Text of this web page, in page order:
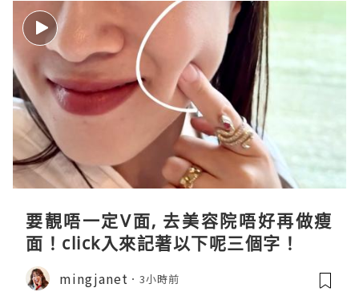
要靚唔一定V面, 去美容院唔好再做瘦
面！click入來記著以下呢三個字！
mingjanet 3小時前